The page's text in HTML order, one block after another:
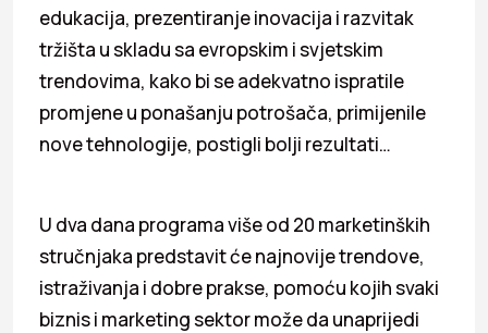
edukacija, prezentiranje inovacija i razvitak
tržišta u skladu sa evropskim i svjetskim
trendovima, kako bi se adekvatno ispratile
promjene u ponašanju potrošača, primijenile
nove tehnologije, postigli bolji rezultati…
U dva dana programa više od 20 marketinških
stručnjaka predstavit će najnovije trendove,
istraživanja i dobre prakse, pomoću kojih svaki
biznis i marketing sektor može da unaprijedi